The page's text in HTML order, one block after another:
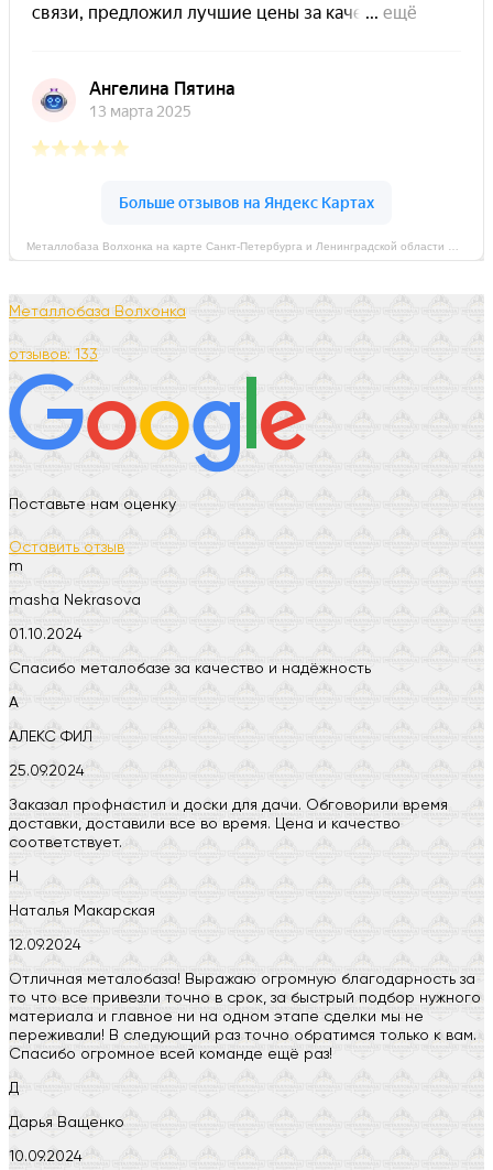
Металлобаза Волхонка
отзывов: 133
Поставьте нам оценку
Оставить отзыв
m
masha Nekrasova
01.10.2024
Спасибо металобазе за качество и надёжность
А
АЛЕКС ФИЛ
25.09.2024
Заказал профнастил и доски для дачи. Обговорили время
доставки, доставили все во время. Цена и качество
соответствует.
Н
Наталья Макарская
12.09.2024
Отличная металобаза! Выражаю огромную благодарность за
то что все привезли точно в срок, за быстрый подбор нужного
материала и главное ни на одном этапе сделки мы не
переживали! В следующий раз точно обратимся только к вам.
Спасибо огромное всей команде ещё раз!
Д
Дарья Ващенко
10.09.2024